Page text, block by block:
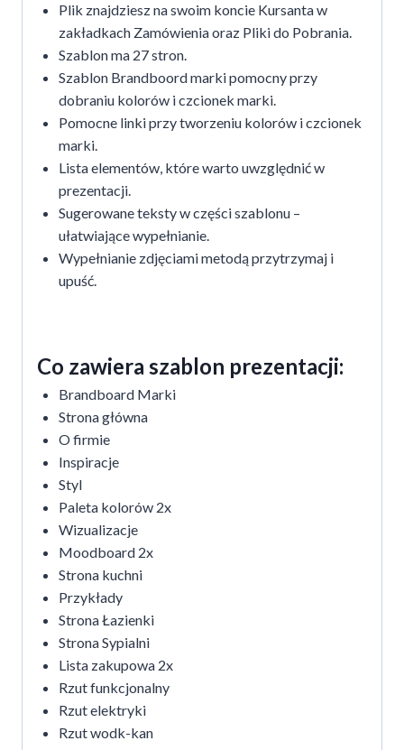
Plik znajdziesz na swoim koncie Kursanta w
zakładkach Zamówienia oraz Pliki do Pobrania.
Szablon ma 27 stron.
Szablon Brandboord marki pomocny przy
dobraniu kolorów i czcionek marki.
Pomocne linki przy tworzeniu kolorów i czcionek
marki.
Lista elementów, które warto uwzględnić w
prezentacji.
Sugerowane teksty w części szablonu –
ułatwiające wypełnianie.
Wypełnianie zdjęciami metodą przytrzymaj i
upuść.
Co zawiera szablon prezentacji:
Brandboard Marki
Strona główna
O firmie
Inspiracje
Styl
Paleta kolorów 2x
Wizualizacje
Moodboard 2x
Strona kuchni
Przykłady
Strona Łazienki
Strona Sypialni
Lista zakupowa 2x
Rzut funkcjonalny
Rzut elektryki
Rzut wodk-kan